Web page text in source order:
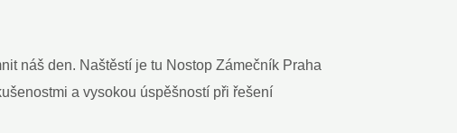
náš den. Naštěstí je tu Nostop Zámečník Praha
a vysokou úspěšností při řešení